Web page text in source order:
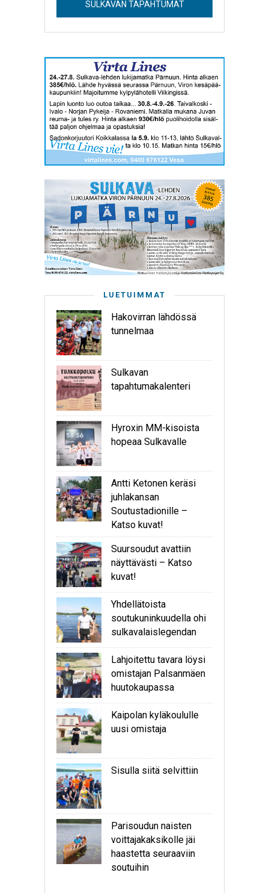
SULKAVAN TAPAHTUMAT
LUETUIMMAT
Hakovirran lähdössä
tunnelmaa
Sulkavan
tapahtumakalenteri
Hyroxin MM-kisoista
hopeaa Sulkavalle
Antti Ketonen keräsi
juhlakansan
Soutustadionille –
Katso kuvat!
Suursoudut avattiin
näyttävästi – Katso
kuvat!
Yhdellätoista
soutukuninkuudella ohi
sulkavalaislegendan
Lahjoitettu tavara löysi
omistajan Palsanmäen
huutokaupassa
Kaipolan kyläkoululle
uusi omistaja
Sisulla siitä selvittiin
Parisoudun naisten
voittajakaksikolle jäi
haastetta seuraaviin
soutuihin